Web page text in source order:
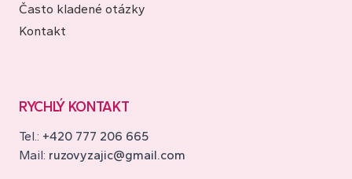
Často kladené otázky
Kontakt
RYCHLÝ KONTAKT
Tel.: +420 777 206 665
Mail: ruzovyzajic@gmail.com